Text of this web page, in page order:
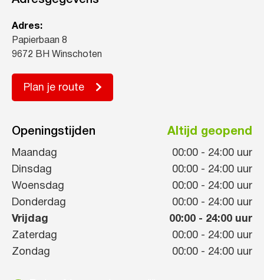
Adres:
Papierbaan 8
9672 BH Winschoten
Plan je route
Openingstijden Altijd geopend
Maandag 00:00 - 24:00 uur
Dinsdag
00:00 - 24:00 uur
Woensdag
00:00 - 24:00 uur
Donderdag
00:00 - 24:00 uur
Vrijdag
00:00 - 24:00 uur
Zaterdag
00:00 - 24:00 uur
Zondag
00:00 - 24:00 uur